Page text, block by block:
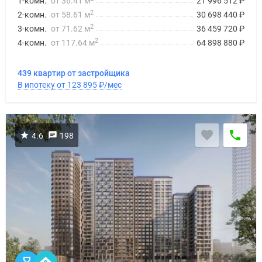
30 698 440 ₽
2-комн. от 58.61 м2
36 459 720 ₽
3-комн. от 71.62 м2
64 898 880 ₽
4-комн. от 117.64 м2
439 квартир от застройщика
В ипотеку от 123 895₽/мес
4.6 198